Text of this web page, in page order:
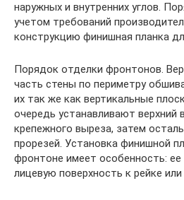
наружных и внутренних углов.
учетом требований
конструкцию финишная планка
Порядок отделки фронтонов.
часть стены по периметру
их так же как вертикальные
очередь устанавливают верхний
крепежного выреза, затем
прорезей. Установка финишной
фронтоне имеет особенность: ее
лицевую поверхность к рейке